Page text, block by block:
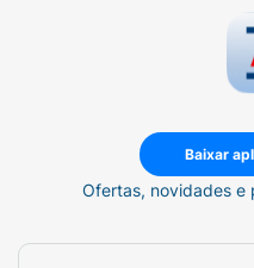
Aplique
dedos, pincel ou
batidinhas para um
Pode ser reaplicado
Baixar
Ofertas, novidades e